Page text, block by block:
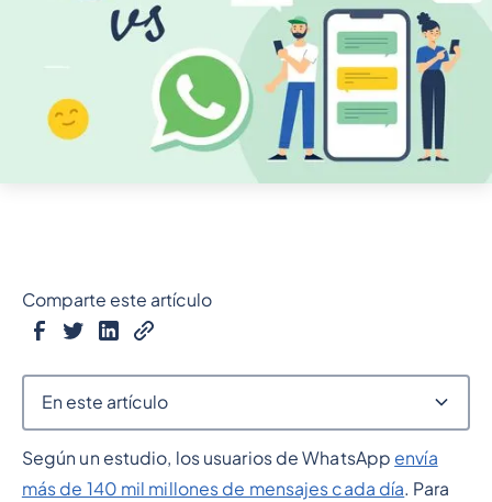
Según un estudio, los usuarios de WhatsApp envía
más de 140 mil millones de mensajes cada día. Para
Comparte este artículo
En este artículo
Epígrafe 2